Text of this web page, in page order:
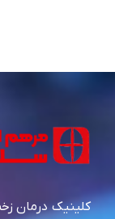
کلینیک درمان